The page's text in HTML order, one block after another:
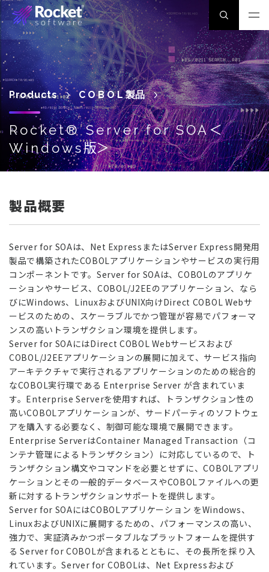
Products COBOL製品
Rocket® Server for SOA＜
Windows版＞
製品概要
Server for SOAは、Net ExpressまたはServer Express開発用
製品で構築されたCOBOLアプリケーションやサービスの実行用
コンポーネントです。Server for SOAは、COBOLのアプリケ
ーションやサービス、COBOL/J2EEのアプリケーション、なら
びにWindows、LinuxおよびUNIX向けDirect COBOL Webサ
ービスのための、スケーラブルでかつ管理が容易でパフォーマ
ンスの高いトランザクション環境を提供します。
Server for SOAにはDirect COBOL Webサービスおよび
COBOL/J2EEアプリケーションの展開に加えて、サービス指向
アーキテクチャで実行されるアプリケーションのための総合的
なCOBOL実行環である Enterprise Server が含まれていま
す。Enterprise Serverを使用すれば、トランザクション性の
高いCOBOLアプリケーションが、サードパーティのソフトウェ
アを購入する必要なく、制御可能な環境で展開できます。
Enterprise ServerはContainer Managed Transaction（コ
ンテナ管理によるトランザクション）に対応しているので、ト
ランザクション構文やコマンドを必要とせずに、COBOLアプリ
ケーションとその一般的データベースやCOBOLファイルへの更
新に対するトランザクションサポートを提供します。
Server for SOAにはCOBOLアプリケーション をWindows、
LinuxおよびUNIXに展開するための、パフォーマンスの高い、
強力で、実証済みかつポータブルなプラットフォームを提供す
る Server for COBOLが含まれるとともに、その長所を採り入
れています。Server for COBOLは、Net Expressおよび